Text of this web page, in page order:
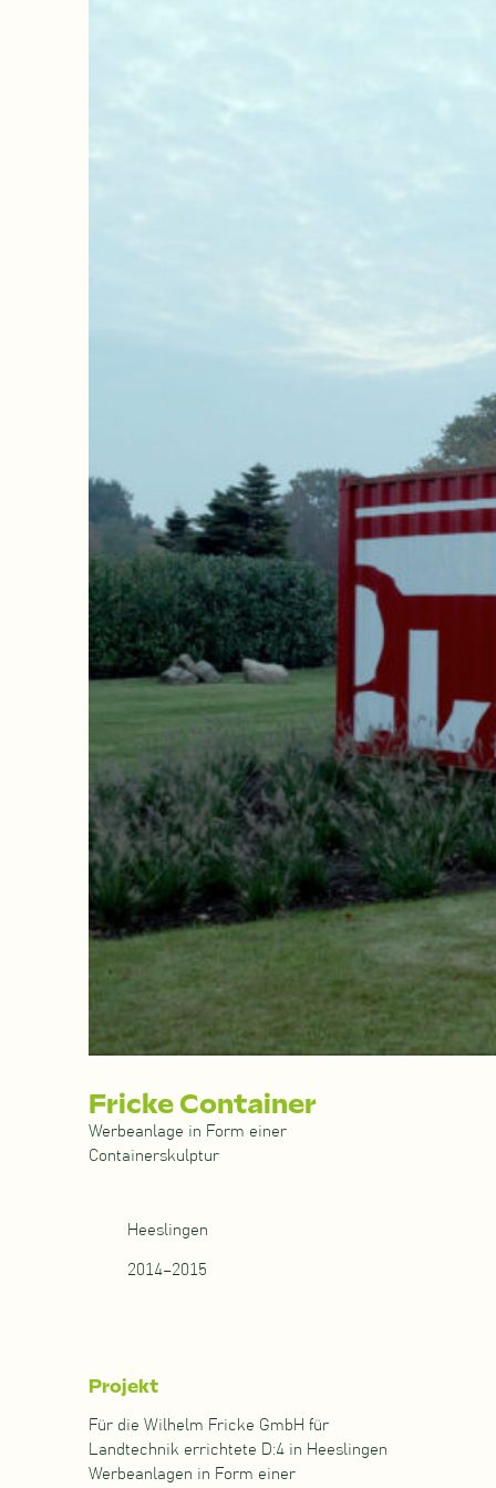
Fricke Container
Werbeanlage in Form einer
Containerskulptur
Heeslingen
2014–2015
Projekt
Für die Wilhelm Fricke GmbH für
Landtechnik errichtete D:4 in Heeslingen
Werbeanlagen in Form einer